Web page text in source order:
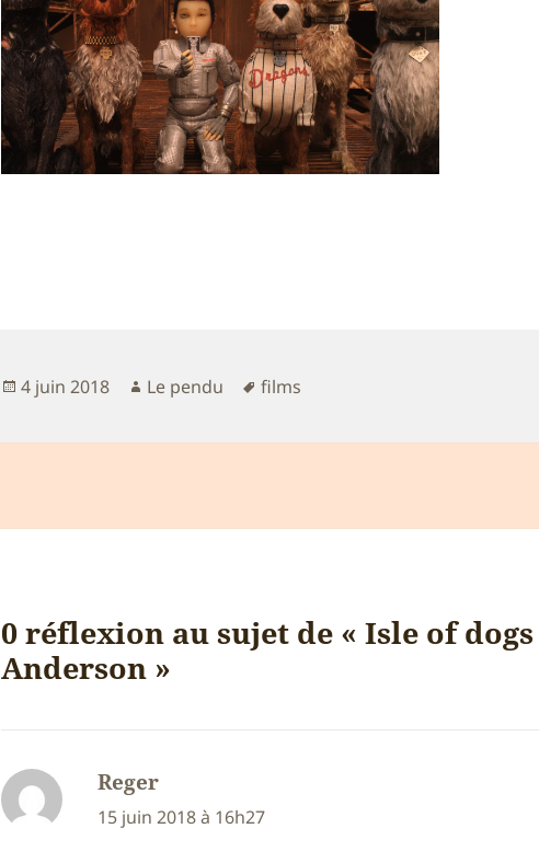
Publié
4 juin 2018 Auteur
Le pendu
Mots-
films
0 réflexion au sujet de « Isle of dogs
Anderson »
Reger
15 juin 2018 à 16h27